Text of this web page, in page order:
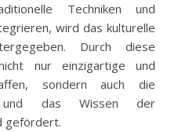
Techniken und
wird das kulturelle
Durch diese
nur einzigartige und
sondern auch die
und das Wissen der
gefördert.